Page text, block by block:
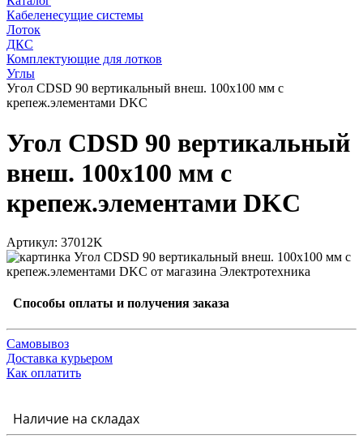
Кабеленесущие системы
Лоток
ДКС
Комплектующие для лотков
Углы
Угол CDSD 90 вертикальный внеш. 100х100 мм с
крепеж.элементами DKC
Угол CDSD 90 вертикальный
внеш. 100х100 мм с
крепеж.элементами DKC
Артикул: 37012K
Способы оплаты и получения заказа
Самовывоз
Доставка курьером
Как оплатить
Наличие на складах